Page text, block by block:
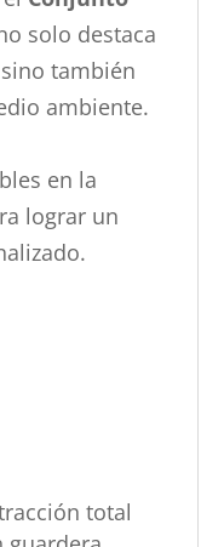
solo destaca
también
ambiente.
en la
lograr un
total